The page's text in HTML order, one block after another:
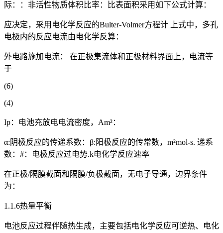
际：：非活性物质体积比率：比表面积采用如下公式计算：
应决定，采用电化学反应的Bulter-Volmer方程计 上式中，多孔
电极内的反应电流由电化学反算：
外电路施加电流： 在正极集流体和正极材料界面上，电流等
于
(6)
(4)
Ip：电池充放电电流密度，Am²：
α:阴极反应的传递系数：β:阳极反应的传常数，m²mol-s. 递系
数：#：电极反应过电势.k电化学反应速率
在正极/隔膜截面和隔膜/负极截面，无电子导通，边界条件
为：
1.1.6热量平衡
电池反应过程伴随热生成，主要包括电化学反应可逆热、电化